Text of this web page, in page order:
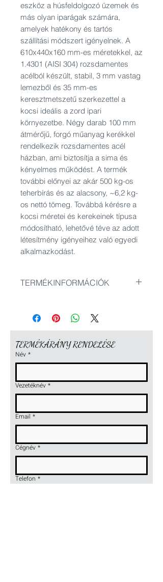
eszköz a húsfeldolgozó üzemek és
más olyan iparágak számára,
amelyek hatékony és tartós
szállítási módszert igényelnek. A
610x440x160 mm-es méretekkel, az
1.4301 (AISI 304) rozsdamentes
acélból készült, stabil, 3 mm vastag
lemezből és 35 mm-es
keresztmetszetű szerkezettel a
kocsi ideális a zord ipari
környezetbe. Négy darab 100 mm
átmérőjű, forgó műanyag kerékkel
rendelkezik rozsdamentes acél
házban, ami biztosítja a sima és
kényelmes működést. A termék
további előnyei az akár 500 kg-os
teherbírás és az alacsony, ~6,2 kg-
os nettó tömeg. Továbbá kérésre a
kocsi méretei és kerekeinek típusa
módosítható, lehetővé téve az adott
létesítmény igényeihez való egyedi
alkalmazkodást.
TERMÉKINFORMÁCIÓK
Maximális terhelés: 500 kg
TERMÉKÁRÁNY RENDELÉSE
Név *
Vezetéknév *
Email *
Cégnév *
Telefon *